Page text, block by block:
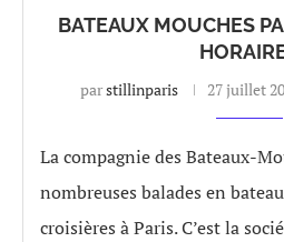
BATEAUX MOUCHES
parstillinparis 27 juillet
La compagnie des Bateaux-
nombreuses balades en
croisières à Paris. C’est la